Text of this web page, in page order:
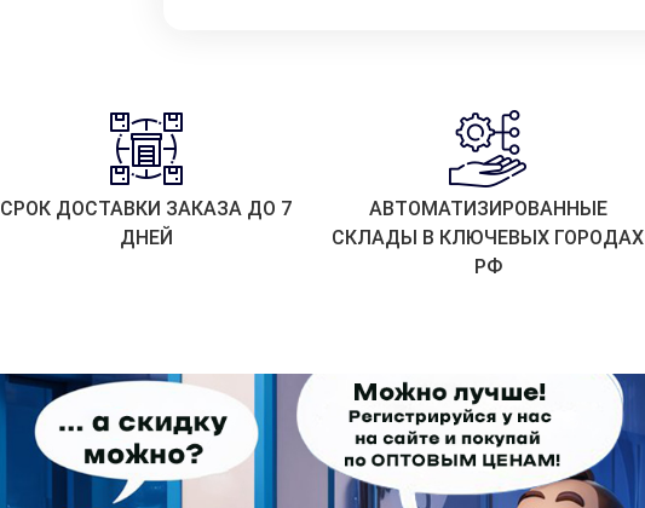
СРОК ДОСТАВКИ ЗАКАЗА ДО 7
ДНЕЙ
АВТОМАТИЗИРОВАННЫЕ
СКЛАДЫ В КЛЮЧЕВЫХ ГОРОДАХ
РФ